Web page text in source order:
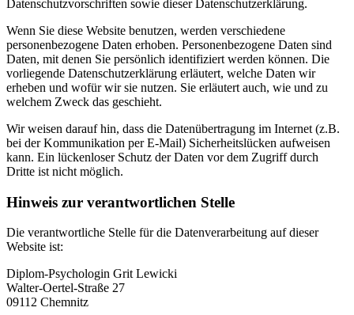
Datenschutzvorschriften sowie dieser Datenschutzerklärung.
Wenn Sie diese Website benutzen, werden verschiedene
personenbezogene Daten erhoben. Personenbezogene Daten sind
Daten, mit denen Sie persönlich identifiziert werden können. Die
vorliegende Datenschutzerklärung erläutert, welche Daten wir
erheben und wofür wir sie nutzen. Sie erläutert auch, wie und zu
welchem Zweck das geschieht.
Wir weisen darauf hin, dass die Datenübertragung im Internet (z.B.
bei der Kommunikation per E-Mail) Sicherheitslücken aufweisen
kann. Ein lückenloser Schutz der Daten vor dem Zugriff durch
Dritte ist nicht möglich.
Hinweis zur verantwortlichen Stelle
Die verantwortliche Stelle für die Datenverarbeitung auf dieser
Website ist:
Diplom-Psychologin Grit Lewicki
Walter-Oertel-Straße 27
09112 Chemnitz